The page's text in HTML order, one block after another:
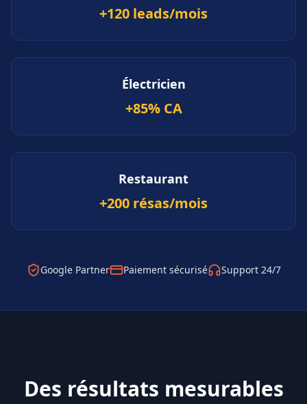
+120 leads/mois
Électricien
+85% CA
Restaurant
+200 résas/mois
Google Partner Paiement sécurisé Support 24/7
Des résultats mesurables